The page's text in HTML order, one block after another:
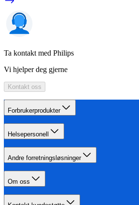
Ta kontakt med Philips
Vi hjelper deg gjerne
Kontakt oss
Forbrukerprodukter
Helsepersonell
Andre forretningsløsninger
Om oss